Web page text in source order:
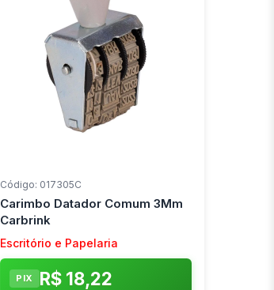
Código: 017305C
Carimbo Datador Comum 3Mm
Carbrink
Escritório e Papelaria
PIX R$ 18,22